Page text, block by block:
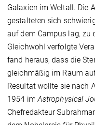
Galaxien im Weltall. Die
gestalteten sich
auf dem Campus lag, zu
Gleichwohl verfolgte
fand heraus, dass die
gleichmäßig im Raum
Resultat wollte sie nach
1954 imAstrophysical
Chefredakteur